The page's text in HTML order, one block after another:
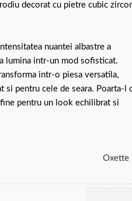
decorat cu pietre cubic
nuantei albastre a
lumina intr-un mod sofisticat.
intr-o piesa versatila,
pentru cele de seara. Poarta-l
pentru un look echilibrat si
Oxette